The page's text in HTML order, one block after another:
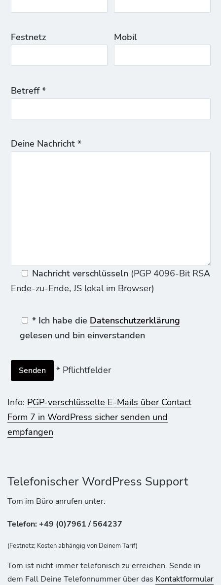
Festnetz Mobil
Betreff *
Deine Nachricht *
Nachricht verschlüsseln(PGP 4096-Bit RSA
Ende-zu-Ende, JS lokal im Browser)
* Ich habe die Datenschutzerklärung
gelesen und bin einverstanden
* Pflichtfelder
Info: PGP-verschlüsselte E-Mails über Contact
Form 7 in WordPress sicher senden und
empfangen
Telefonischer WordPress Support
Tom im Büro anrufen unter:
Telefon: +49 (0)7961 / 564237
(Festnetz; Kosten abhängig von Deinem Tarif)
Tom ist nicht immer telefonisch zu erreichen. Sende in
dem Fall Deine Telefonnummer über das Kontaktformular